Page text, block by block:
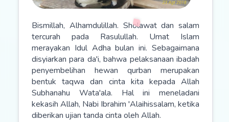
Bismillah, Alhamdulillah. Sholawat dan salam
tercurah pada Rasulullah. Umat Islam
merayakan Idul Adha bulan ini. Sebagaimana
disyiarkan para da'i, bahwa pelaksanaan ibadah
penyembelihan hewan qurban merupakan
bentuk taqwa dan cinta kita kepada Allah
Subhanahu Wata'ala. Hal ini meneladani
kekasih Allah, Nabi Ibrahim 'Alaihissalam, ketika
diberikan ujian tanda cinta oleh Allah.